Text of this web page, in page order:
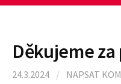
Děkujeme
24.3.2024 / NAPSAT